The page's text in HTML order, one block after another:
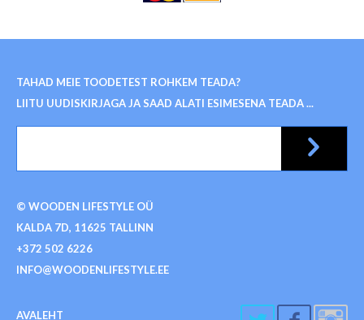
TAHAD MEIE TOODETEST ROHKEM TEADA?
LIITU UUDISKIRJAGA JA SAAD ALATI ESIMESENA TEADA ...
© WOODEN LIFESTYLE OÜ
KALDA 7D, 11625 TALLINN
+372 502 6226
INFO@WOODENLIFESTYLE.EE
AVALEHT